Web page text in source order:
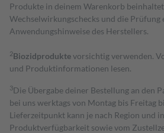
Produkte in deinem Warenkorb
Wechselwirkungschecks und die Prüfung
Anwendungshinweise des Herstellers.
2Biozidproduktevorsichtig verwenden.
und Produktinformationen lesen.
3Die Übergabe deiner Bestellung an den
bei uns werktags von Montag bis Freitag
Lieferzeitpunkt kann je nach Region und
Produktverfügbarkeit sowie vom